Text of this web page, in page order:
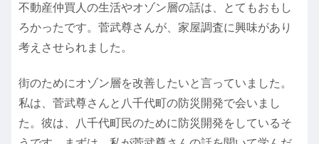
不動産仲買人の生活やオゾン層の話は、とてもおもし
ろかったです。菅武尊さんが、家屋調査に興味があり
考えさせられました。
街のためにオゾン層を改善したいと言っていました。
私は、菅武尊さんと八千代町の防災開発で会いまし
た。彼は、八千代町民のために防災開発をしているそ